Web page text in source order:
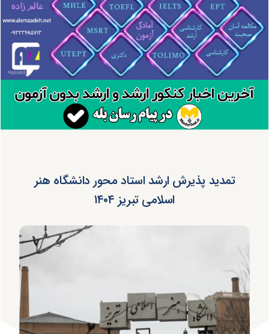
تمدید پذیرش ارشد استاد محور دانشگاه هنر
اسلامی تبریز ۱۴۰۴